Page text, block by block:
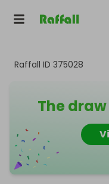
Raffall ID 375028
The